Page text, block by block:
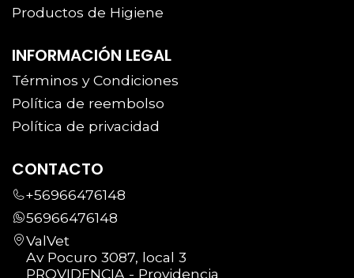
Productos de Higiene
INFORMACIÓN LEGAL
Términos y Condiciones
Política de reembolso
Política de privacidad
CONTACTO
+56966476148
56966476148
ValVet
Av Pocuro 3087, local 3
PROVIDENCIA - Providencia